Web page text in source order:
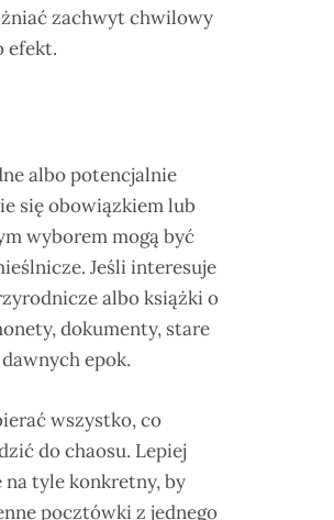
zachwyt chwilowy
efekt.
albo potencjalnie
się obowiązkiem lub
wyborem mogą być
Jeśli interesuje
albo książki o
dokumenty, stare
epok.
wszystko, co
do chaosu. Lepiej
na tyle konkretny, by
pocztówki z jednego